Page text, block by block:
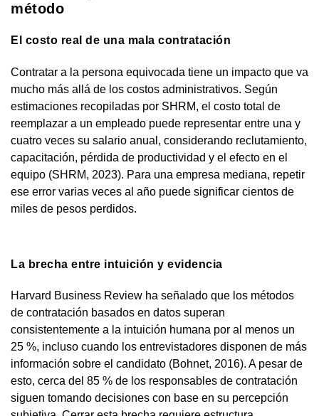
método
El costo real de una mala contratación
Contratar a la persona equivocada tiene un impacto que va
mucho más allá de los costos administrativos. Según
estimaciones recopiladas por SHRM, el costo total de
reemplazar a un empleado puede representar entre una y
cuatro veces su salario anual, considerando reclutamiento,
capacitación, pérdida de productividad y el efecto en el
equipo (SHRM, 2023). Para una empresa mediana, repetir
ese error varias veces al año puede significar cientos de
miles de pesos perdidos.
La brecha entre intuición y evidencia
Harvard Business Review ha señalado que los métodos
de contratación basados en datos superan
consistentemente a la intuición humana por al menos un
25 %, incluso cuando los entrevistadores disponen de más
información sobre el candidato (Bohnet, 2016). A pesar de
esto, cerca del 85 % de los responsables de contratación
siguen tomando decisiones con base en su percepción